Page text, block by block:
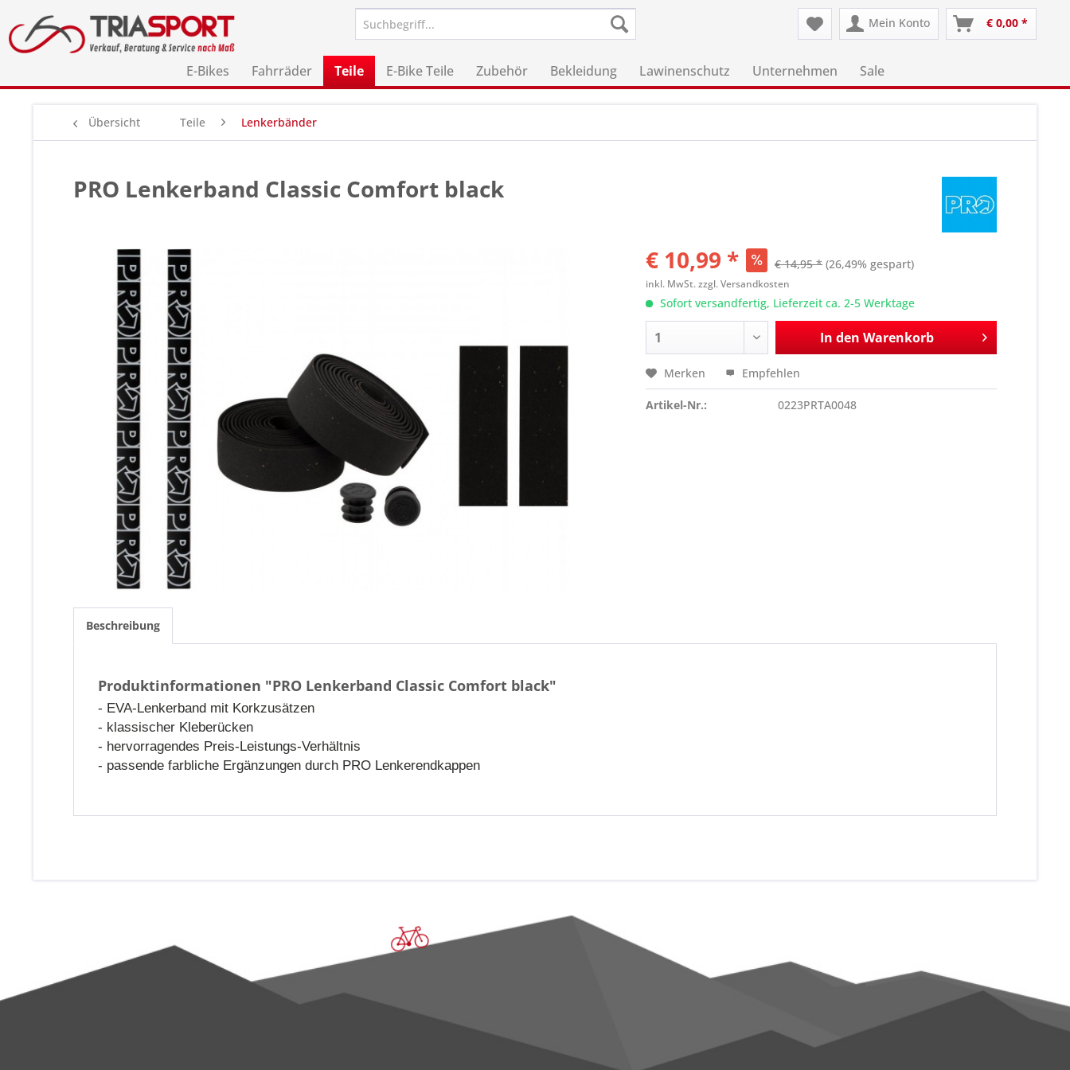
Mein Konto € 0,00 *
E-Bikes Fahrräder Teile E-Bike Teile Zubehör Bekleidung Lawinenschutz Unternehmen Sale
Übersicht Teile Lenkerbänder
PRO Lenkerband Classic Comfort black
€ 10,99 * € 14,95 * (26,49% gespart)
inkl. MwSt.zzgl. Versandkosten
Sofort versandfertig, Lieferzeit ca. 2-5 Werktage
In den Warenkorb
Merken Empfehlen
Artikel-Nr.: 0223PRTA0048
Beschreibung
Produktinformationen "PRO Lenkerband Classic Comfort black"
- EVA-Lenkerband mit Korkzusätzen
- klassischer Kleberücken
- hervorragendes Preis-Leistungs-Verhältnis
- passende farbliche Ergänzungen durch PRO Lenkerendkappen